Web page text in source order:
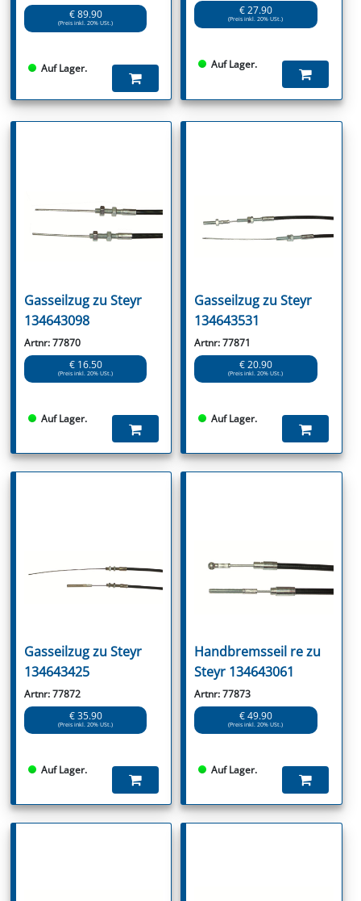
€ 89.90
(Preis inkl. 20% USt.)
Auf Lager.
€ 27.90
(Preis inkl. 20% USt.)
Auf Lager.
Gasseilzug zu Steyr
134643098
Artnr: 77870
€ 16.50
(Preis inkl. 20% USt.)
Auf Lager.
Gasseilzug zu Steyr
134643531
Artnr: 77871
€ 20.90
(Preis inkl. 20% USt.)
Auf Lager.
Gasseilzug zu Steyr
134643425
Artnr: 77872
€ 35.90
(Preis inkl. 20% USt.)
Auf Lager.
Handbremsseil re zu
Steyr 134643061
Artnr: 77873
€ 49.90
(Preis inkl. 20% USt.)
Auf Lager.